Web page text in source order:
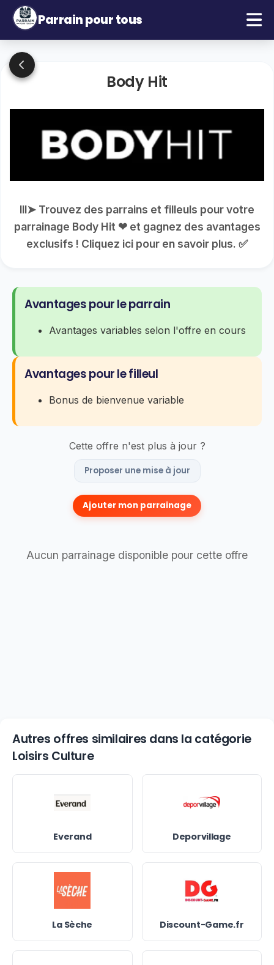
Parrain pour tous
Body Hit
lll➤ Trouvez des parrains et filleuls pour votre
parrainage Body Hit ❤ et gagnez des avantages
exclusifs ! Cliquez ici pour en savoir plus. ✅
Avantages pour le parrain
Avantages variables selon l'offre en cours
Avantages pour le filleul
Bonus de bienvenue variable
Cette offre n'est plus à jour ?
Proposer une mise à jour
Ajouter mon parrainage
Aucun parrainage disponible pour cette offre
Autres offres similaires dans la catégorie
Loisirs Culture
Everand Deporvillage
La Sèche Discount-Game.fr